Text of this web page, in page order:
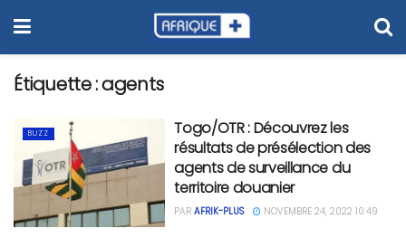
Étiquette :agents
BUZZ
Togo/OTR : Découvrez les
résultats de présélection des
agents de surveillance du
territoire douanier
PAR AFRIK-PLUS NOVEMBRE 24, 2022 10:49